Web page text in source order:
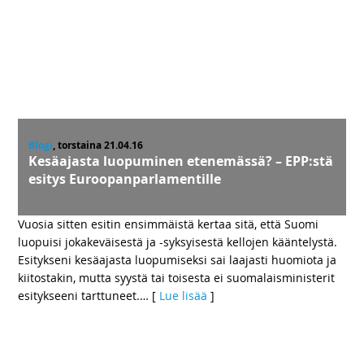
Blogi, torstaina 21.04.16
Kesäajasta luopuminen etenemässä? – EPP:stä
esitys Euroopanparlamentille
Vuosia sitten esitin ensimmäistä kertaa sitä, että Suomi
luopuisi jokakeväisestä ja -syksyisestä kellojen kääntelystä.
Esitykseni kesäajasta luopumiseksi sai laajasti huomiota ja
kiitostakin, mutta syystä tai toisesta ei suomalaisministerit
esitykseeni tarttuneet.… [ Lue lisää ]